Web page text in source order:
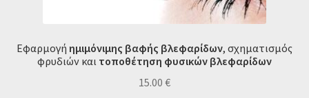
Eφαρμογή ημιμόνιμης βαφής βλεφαρίδων, σχηματισμός
φρυδιών και τοποθέτηση φυσικών βλεφαρίδων
15.00 €